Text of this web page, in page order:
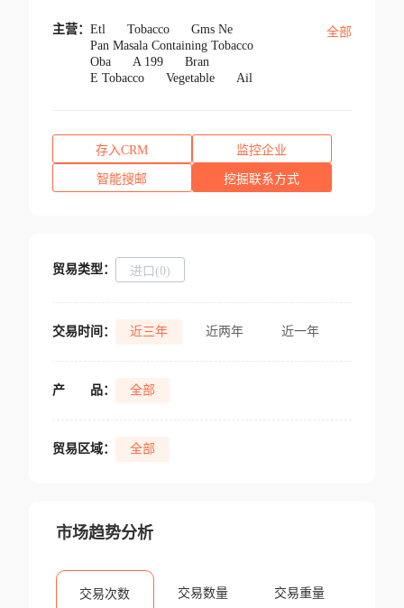
主营： Etl Tobacco
Gms Ne
Pan Masala Containing Tobacco
Oba
A 199
Bran
E Tobacco
Vegetable Ail
全部
存入CRM 监控企业
智能搜邮 挖掘联系方式
贸易类型： 进口(0)
交易时间： 近三年 近两年 近一年
产 品： 全部
贸易区域： 全部
市场趋势分析
交易次数 交易数量 交易重量